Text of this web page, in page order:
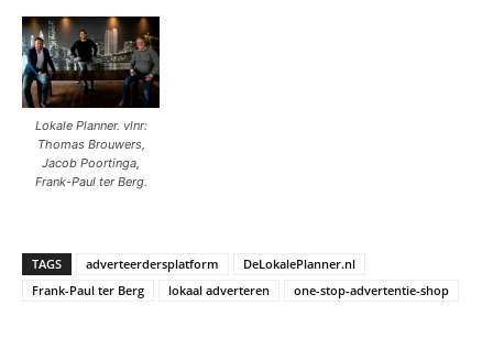
Lokale Planner. vlnr:
Thomas Brouwers,
Jacob Poortinga,
Frank-Paul ter Berg.
TAGS adverteerdersplatform
DeLokalePlanner.nl
Frank-Paul ter Berg
lokaal adverteren one-stop-advertentie-shop